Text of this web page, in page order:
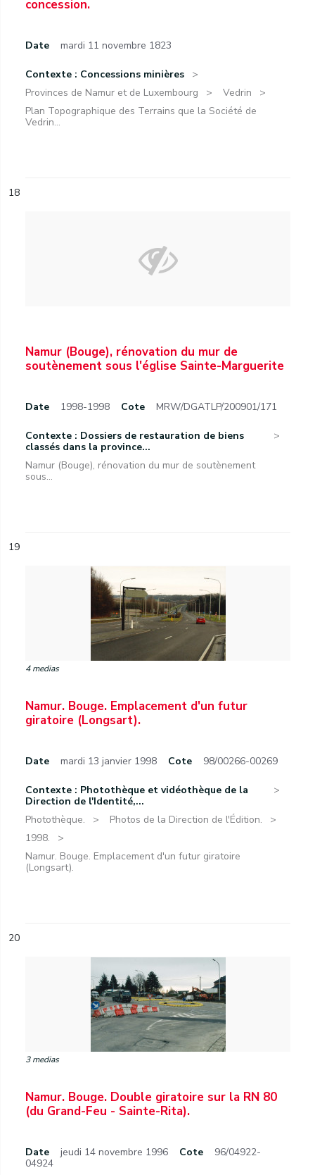
concession.
Date mardi 11 novembre 1823
Contexte : Concessions minières
Provinces de Namur et de Luxembourg
Vedrin
Plan Topographique des Terrains que la Société de
Vedrin...
18
Namur (Bouge), rénovation du mur de
soutènement sous l'église Sainte-Marguerite
Date 1998-1998 Cote MRW/DGATLP/200901/171
Contexte : Dossiers de restauration de biens
classés dans la province...
Namur (Bouge), rénovation du mur de soutènement
sous...
19
4 medias
Namur. Bouge. Emplacement d'un futur
giratoire (Longsart).
Date mardi 13 janvier 1998 Cote 98/00266-00269
Contexte : Photothèque et vidéothèque de la
Direction de l'Identité,...
Photothèque.
Photos de la Direction de l'Édition.
1998.
Namur. Bouge. Emplacement d'un futur giratoire
(Longsart).
20
3 medias
Namur. Bouge. Double giratoire sur la RN 80
(du Grand-Feu - Sainte-Rita).
Date jeudi 14 novembre 1996 Cote
96/04922-
04924